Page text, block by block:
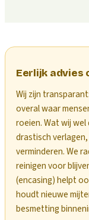
Eerlijk advies
Wij zijn
overal waar
roeien. Wat wij
drastisch
verminderen. We
reinigen voor
(encasing) helpt
houdt nieuwe
besmetting